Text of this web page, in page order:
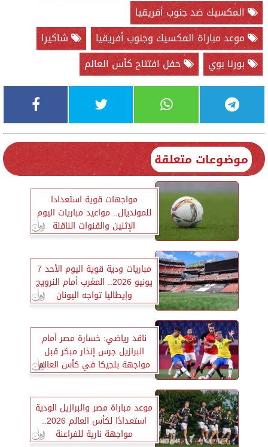
المكسيك ضد جنوب أفريقيا
موعد مباراة المكسيك وجنوب أفريقيا
شاكيرا
بورنا بوي
حفل افتتاح كأس العالم
موضوعات متعلقة
مواجهات قوية استعدادا
للمونديال.. مواعيد مباريات اليوم
الإثنين والقنوات الناقلة
مباريات ودية قوية اليوم الأحد 7
يونيو 2026.. المغرب أمام النرويج
وإيطاليا تواجه اليونان
ناقد رياضي: خسارة مصر أمام
البرازيل جرس إنذار مبكر قبل
مواجهة بلجيكا في كأس العالم
2026
موعد مباراة مصر والبرازيل الودية
استعدادًا لكأس العالم 2026..
مواجهة نارية للفراعنة